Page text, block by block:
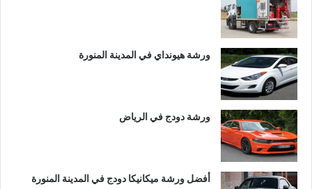
ورشة هيونداي في المدينة المنورة
ورشة دودج في الرياض
أفضل ورشة ميكانيكا دودج في المدينة المنورة